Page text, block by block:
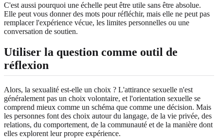
C'est aussi pourquoi une échelle peut être utile sans être absolue.
Elle peut vous donner des mots pour réfléchir, mais elle ne peut pas
remplacer l'expérience vécue, les limites personnelles ou une
conversation de soutien.
Utiliser la question comme outil de
réflexion
Alors, la sexualité est-elle un choix ? L'attirance sexuelle n'est
généralement pas un choix volontaire, et l'orientation sexuelle se
comprend mieux comme un schéma que comme une décision. Mais
les personnes font des choix autour du langage, de la vie privée, des
relations, du comportement, de la communauté et de la manière dont
elles explorent leur propre expérience.